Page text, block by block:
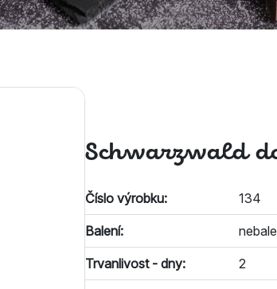
Schwarzwald
Číslo výrobku: 134
Balení:
Trvanlivost - dny: 2